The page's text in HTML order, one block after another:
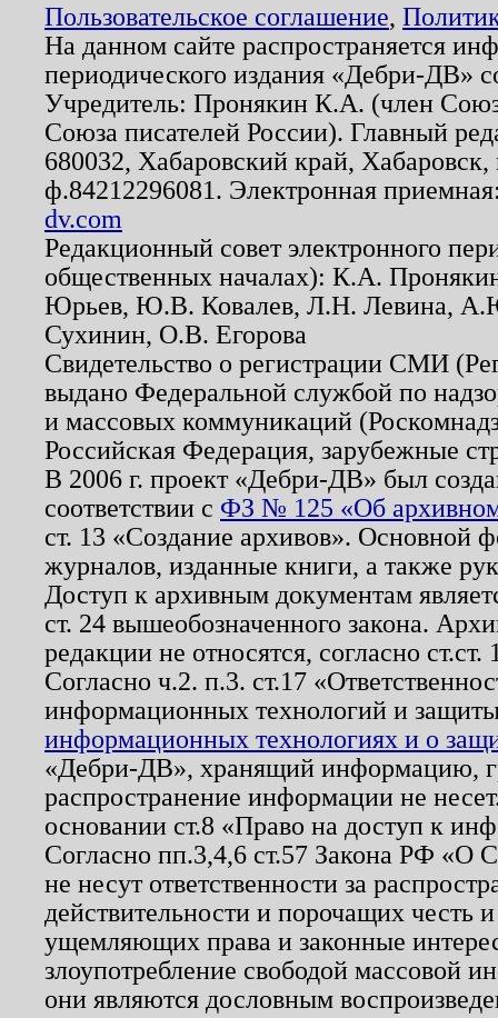
Пользовательское соглашение,
На данном сайте распространяется
периодического издания «Дебри-ДВ»
Учредитель: Пронякин К.А. (член
Союза писателей России). Главный
680032, Хабаровский край,
ф.84212296081. Электронная
dv.com
Редакционный совет электронного
общественных началах): К.А.
Юрьев, Ю.В. Ковалев, Л.Н. Левина,
Сухинин, О.В. Егорова
Свидетельство о регистрации СМИ
выдано Федеральной службой по
и массовых коммуникаций
Российская Федерация, зарубежные
В 2006 г. проект «Дебри-ДВ» был
соответствии с ФЗ № 125 «Об
ст. 13 «Создание архивов». Основной
журналов, изданные книги, а также
Доступ к архивным документам
ст. 24 вышеобозначенного закона.
редакции не относятся, согласно
Согласно ч.2. п.3. ст.17
информационных технологий и
информационных технологиях и о
«Дебри-ДВ», хранящий информацию,
распространение информации не
основании ст.8 «Право на доступ к
Согласно пп.3,4,6 ст.57 Закона РФ «О
не несут ответственности за
действительности и порочащих честь
ущемляющих права и законные
злоупотребление свободой массовой
они являются дословным